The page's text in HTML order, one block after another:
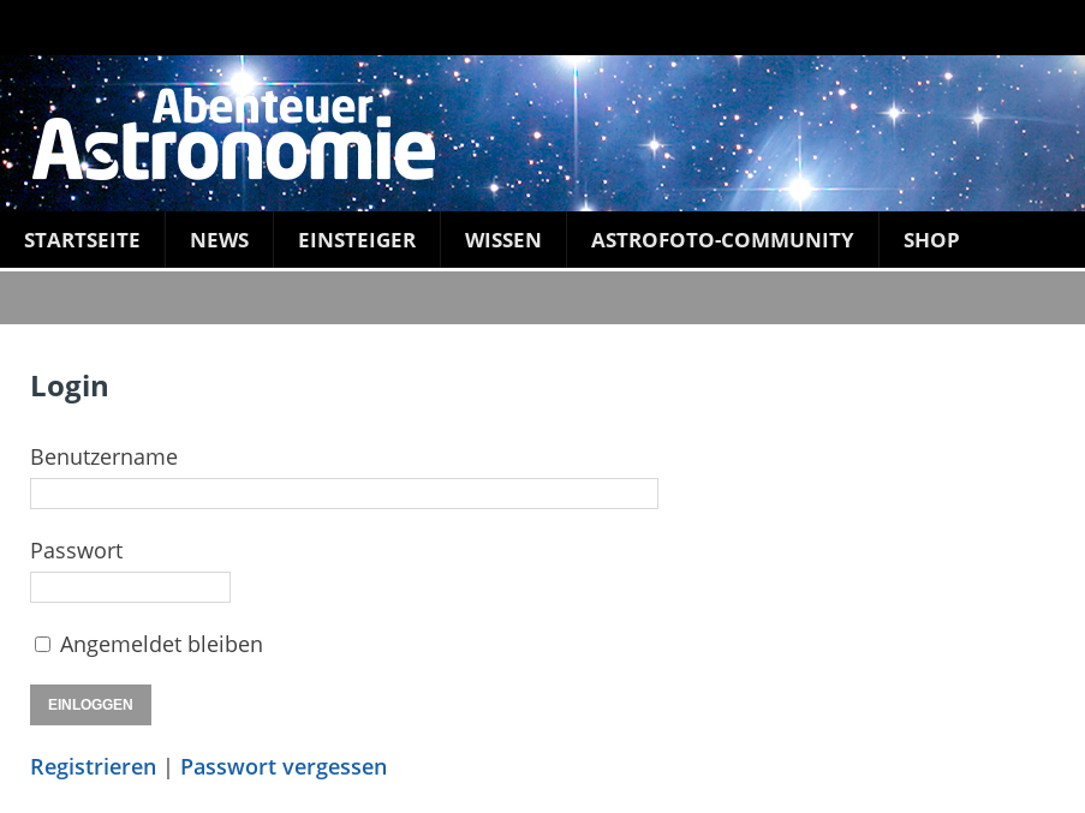
STARTSEITE NEWS EINSTEIGER WISSEN ASTROFOTO-COMMUNITY SHOP
Login
Benutzername
Passwort
Angemeldet bleiben
Registrieren | Passwort vergessen